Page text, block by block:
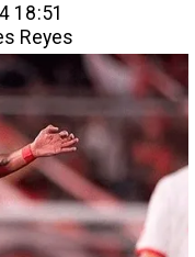
18:51
Reyes